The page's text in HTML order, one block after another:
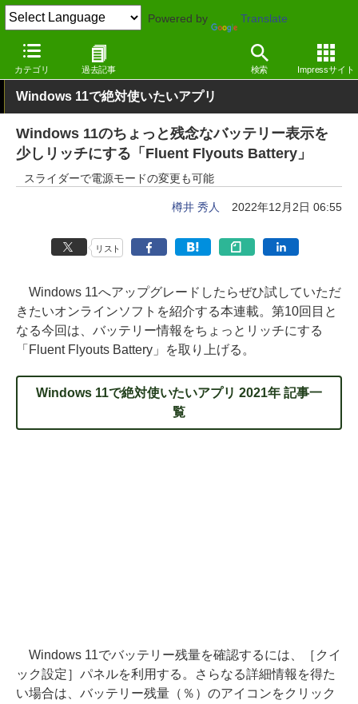
Powered by Translate
カテゴリ 過去記事 検索 Impressサイト
窓の杜 システム・ファイル Windows
Windows 11で絶対使いたいアプリ
Windows 11のちょっと残念なバッテリー表示を
少しリッチにする「Fluent Flyouts Battery」
スライダーで電源モードの変更も可能
樽井 秀人 2022年12月2日 06:55
リスト
Windows 11へアップグレードしたらぜひ試していただ
きたいオンラインソフトを紹介する本連載。第10回目と
なる今回は、バッテリー情報をちょっとリッチにする
「Fluent Flyouts Battery」を取り上げる。
Windows 11で絶対使いたいアプリ 2021年 記事一
覧
Windows 11でバッテリー残量を確認するには、［クイ
ック設定］パネルを利用する。さらなる詳細情報を得た
い場合は、バッテリー残量（％）のアイコンをクリック